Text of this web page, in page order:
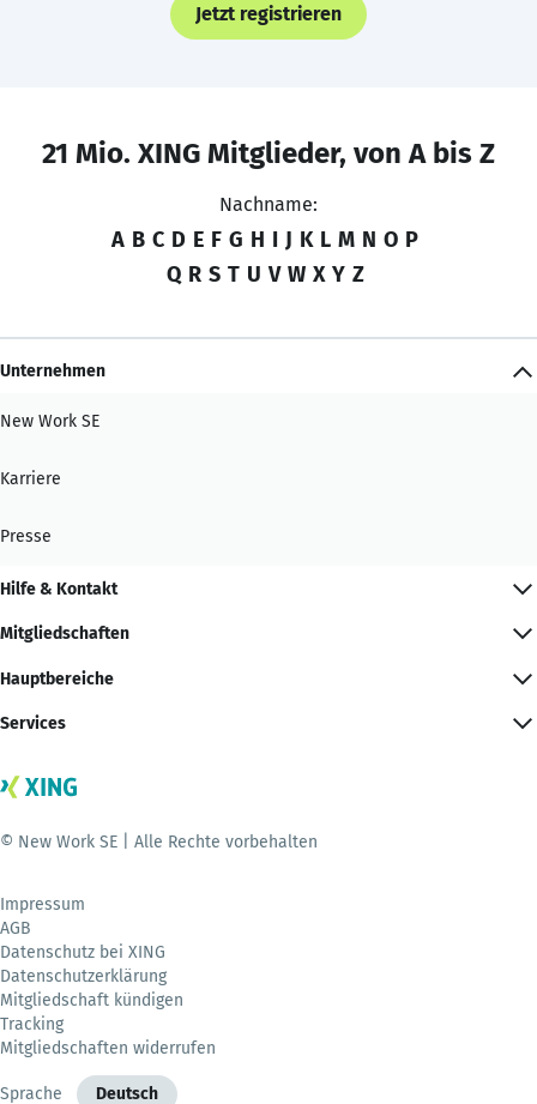
Jetzt registrieren
21 Mio. XING Mitglieder, von A bis Z
Nachname:
A B C D E F G H I J K L M N O P
Q R S T U V W X Y Z
Unternehmen
New Work SE
Karriere
Presse
Hilfe & Kontakt
Mitgliedschaften
Hauptbereiche
Services
© New Work SE | Alle Rechte vorbehalten
Impressum
AGB
Datenschutz bei XING
Datenschutzerklärung
Mitgliedschaft kündigen
Tracking
Mitgliedschaften widerrufen
Sprache Deutsch